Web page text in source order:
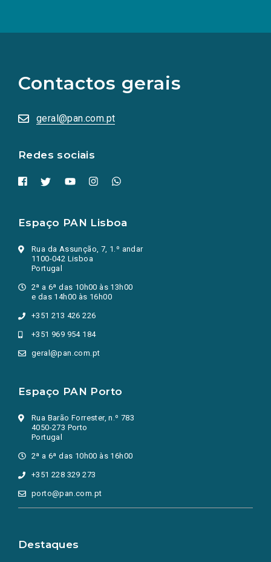
Contactos gerais
geral@pan.com.pt
Redes sociais
redes
sociais
numa
nova
Espaço PAN Lisboa
Rua da Assunção, 7, 1.º andar
1100-042 Lisboa
Portugal
2ª a 6ª das 10h00 às 13h00
e das 14h00 às 16h00
+351 213 426 226
+351 969 954 184
geral@pan.com.pt
Espaço PAN Porto
Rua Barão Forrester, n.º 783
4050-273 Porto
Portugal
2ª a 6ª das 10h00 às 16h00
+351 228 329 273
porto@pan.com.pt
Destaques